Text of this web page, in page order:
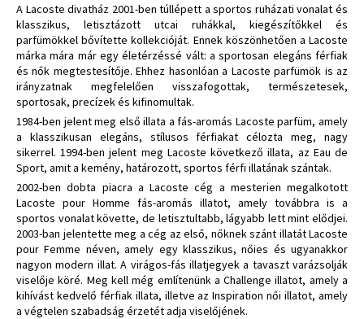
A Lacoste divatház 2001-ben túllépett a sportos ruházati vonalat és
klasszikus, letisztázott utcai ruhákkal, kiegészítőkkel és
parfümökkel bővítette kollekcióját. Ennek köszönhetően a Lacoste
márka mára már egy életérzéssé vált: a sportosan elegáns férfiak
és nők megtestesítője. Ehhez hasonlóan a Lacoste parfümök is az
irányzatnak megfelelően visszafogottak, természetesek,
sportosak, precízek és kifinomultak.
1984-ben jelent meg első illata a fás-aromás Lacoste parfüm, amely
a klasszikusan elegáns, stílusos férfiakat célozta meg, nagy
sikerrel. 1994-ben jelent meg Lacoste következő illata, az Eau de
Sport, amit a kemény, határozott, sportos férfi illatának szántak.
2002-ben dobta piacra a Lacoste cég a mesterien megalkotott
Lacoste pour Homme fás-aromás illatot, amely továbbra is a
sportos vonalat követte, de letisztultabb, lágyabb lett mint elődjei.
2003-ban jelentette meg a cég az első, nőknek szánt illatát Lacoste
pour Femme néven, amely egy klasszikus, nőies és ugyanakkor
nagyon modern illat. A virágos-fás illatjegyek a tavaszt varázsolják
viselője köré. Meg kell még említenünk a Challenge illatot, amely a
kihívást kedvelő férfiak illata, illetve az Inspiration női illatot, amely
a végtelen szabadság érzetét adja viselőjének.